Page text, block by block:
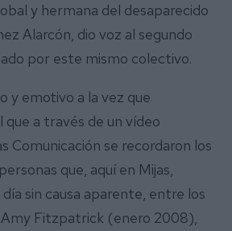
y hermana del desaparecido
Alarcón, dio voz al segundo
por este mismo colectivo.
y emotivo a la vez que
que a través de un vídeo
Comunicación se recordaron los
que, aquí en Mijas,
sin causa aparente, entre los
Amy Fitzpatrick (enero 2008),